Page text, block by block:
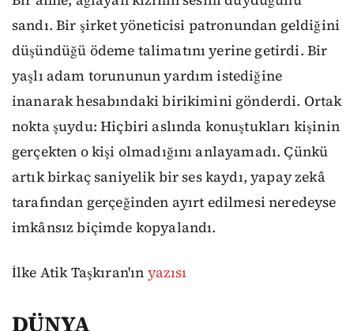
sandı. Bir şirket yöneticisi patronundan geldiğini
düşündüğü ödeme talimatını yerine getirdi. Bir
yaşlı adam torununun yardım istediğine
inanarak hesabındaki birikimini gönderdi. Ortak
nokta şuydu: Hiçbiri aslında konuştukları kişinin
gerçekten o kişi olmadığını anlayamadı. Çünkü
artık birkaç saniyelik bir ses kaydı, yapay zekâ
tarafından gerçeğinden ayırt edilmesi neredeyse
imkânsız biçimde kopyalandı.
İlke Atik Taşkıran'ın yazısı
DÜNYA